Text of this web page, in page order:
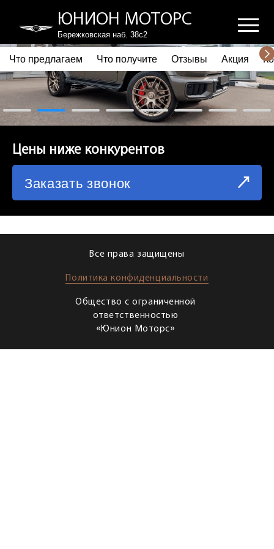
ЮНИОН МОТОРС
Бережковская наб. 38с2
ПОЧЕМУ ВЫБИРАЮТ НАС
ЧТО ПРЕДЛАГАЕМ
ЧТО ПОЛУЧИТЕ
СХЕМА ПРОЕЗДА
Что предлагаем Что получите Отзывы Акция
Цены ниже конкурентов
Заказать звонок
Все права защищены
Политика конфиденциальности
Общество с ограниченной
ответственностью
«Юнион Моторс»